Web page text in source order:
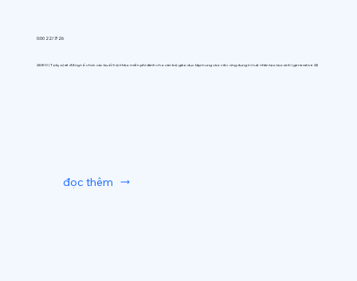
0:00 22/7/26
AIUEO (Tokyo) sẽ đồng tổ chức các buổi hội thảo miễn phí dành cho cán bộ giáo dục tập trung vào việc ứng dụng trí tuệ nhân tạo tạo sinh (generative AI)
đọc thêm